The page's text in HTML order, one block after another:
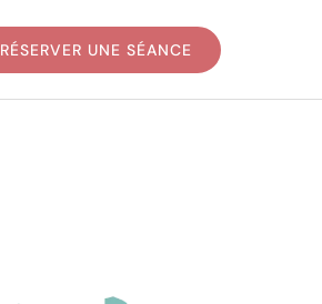
RÉSERVER UNE SÉANCE